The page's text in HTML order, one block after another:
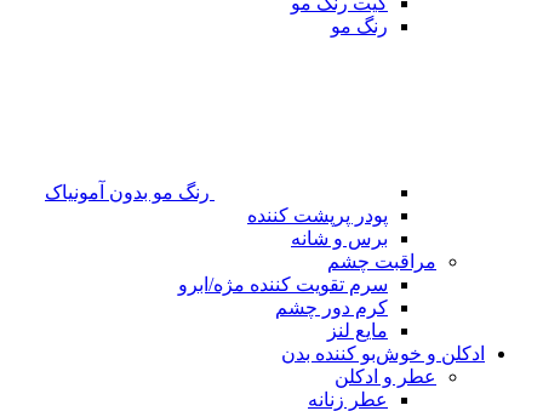
رنگ مو
رنگ مو بدون آمونیاک
پودر پرپشت کننده
برس و شانه
مراقبت چشم
سرم تقویت کننده مژه/ابرو
کرم دور چشم
مایع لنز
ادکلن و خوش‌بو کننده بدن
عطر و ادکلن
عطر زنانه